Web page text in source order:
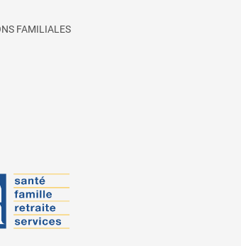
FAMILIALES